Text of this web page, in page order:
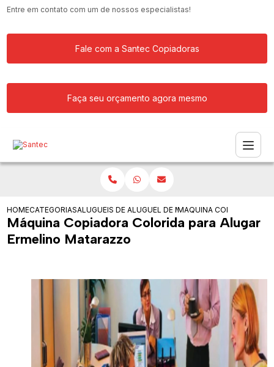
Entre em contato com um de nossos especialistas!
Fale com a Santec Copiadoras
Faça seu orçamento agora mesmo
HOMECATEGORIASALUGUEIS DE COPIADORASALUGUEL DE MAQUINA COPIADORA
MAQUINA COPIADORA
Máquina Copiadora Colorida para Alugar
Ermelino Matarazzo